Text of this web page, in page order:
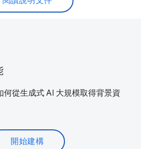
何從生成式 AI 大規模取得背景資
開始建構